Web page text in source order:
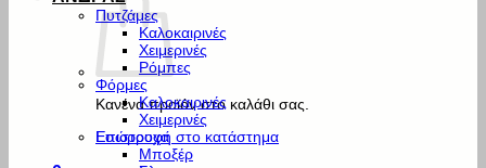
Κανένα προϊόν στο καλάθι σας.
Επιστροφή στο κατάστημα
Πυτζάμες
Καλοκαιρινές
Χειμερινές
Ρόμπες
Φόρμες
Καλοκαιρινές
Χειμερινές
Εσώρουχα
Μποξέρ